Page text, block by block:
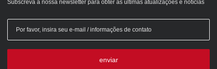
Subscreva a nossa newsletter para obter as últimas atualizações e notícias
enviar